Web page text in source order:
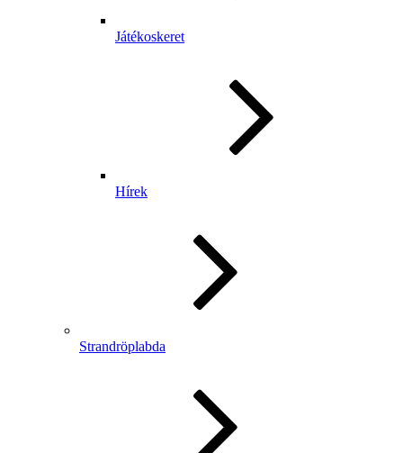
Játékoskeret
Hírek
Strandröplabda